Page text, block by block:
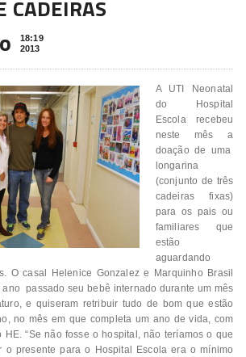
CADEIRAS
18:19
2013
A UTI Neonatal
do Hospital
Escola recebeu
neste mês a
doação de uma
longarina
(conjunto de três
cadeiras fixas)
para os pais ou
familiares que
estão
aguardando
O casal Helenice Gonzalez e Marquinho Brasil
ano passado seu bebê internado durante um mês
e quiseram retribuir tudo de bom que estão
no mês em que completa um ano de vida, com
HE. “Se não fosse o hospital, não teríamos o que
o presente para o Hospital Escola era o mínimo